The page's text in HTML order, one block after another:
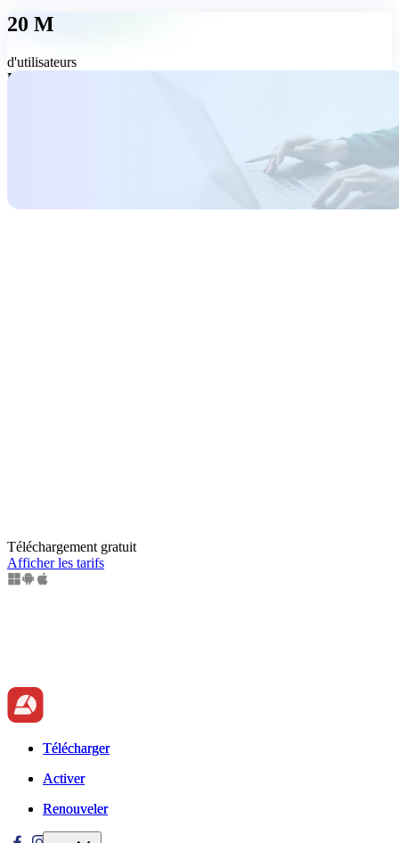
20 M
d'utilisateurs
Un outil PDF complet, simple à utiliser
convertissez, signez, organisez et protégez vos PDF à un tarif adapté
Téléchargement gratuit
Afficher les tarifs
Télécharger
Activer
Renouveler
Télécharger
Activer
Renouveler